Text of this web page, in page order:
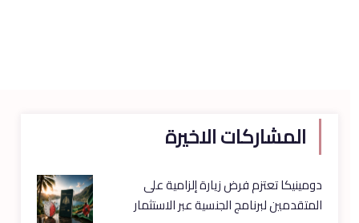
المشاركات الاخيرة
دومينيكا تعتزم فرض زيارة إلزامية على
المتقدمين لبرنامج الجنسية عبر الاستثمار